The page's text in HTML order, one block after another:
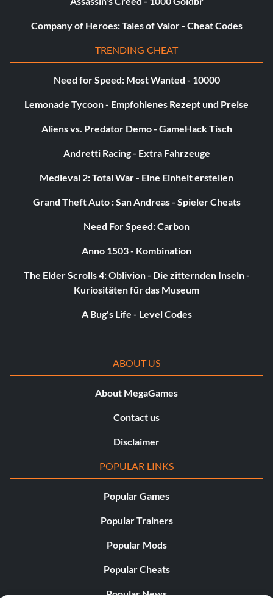
Company of Heroes: Tales of Valor - Cheat Codes
TRENDING CHEAT
Need for Speed: Most Wanted - 10000
Lemonade Tycoon - Empfohlenes Rezept und Preise
Aliens vs. Predator Demo - GameHack Tisch
Andretti Racing - Extra Fahrzeuge
Medieval 2: Total War - Eine Einheit erstellen
Grand Theft Auto : San Andreas - Spieler Cheats
Need For Speed: Carbon
Anno 1503 - Kombination
The Elder Scrolls 4: Oblivion - Die zitternden Inseln -
Kuriositäten für das Museum
A Bug's Life - Level Codes
ABOUT US
About MegaGames
Contact us
Disclaimer
POPULAR LINKS
Popular Games
Popular Trainers
Popular Mods
Popular Cheats
Popular News